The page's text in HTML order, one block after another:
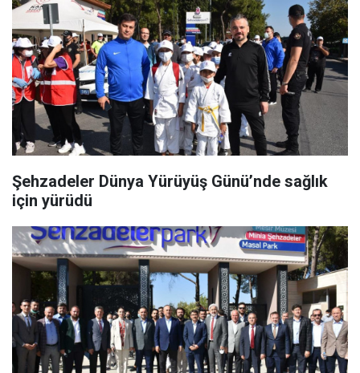
Şehzadeler Dünya Yürüyüş Günü’nde sağlık
için yürüdü